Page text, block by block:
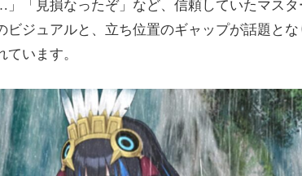
」「見損なったぞ」など、信頼していたマス
ビジュアルと、立ち位置のギャップが話題と
います。